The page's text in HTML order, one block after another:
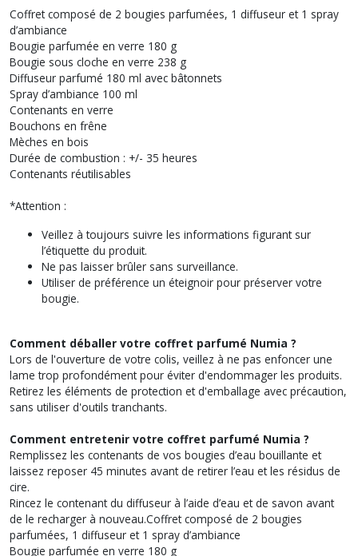
Coffret composé de 2 bougies parfumées, 1 diffuseur et 1 spray
d’ambiance
Bougie parfumée en verre 180 g
Bougie sous cloche en verre 238 g
Diffuseur parfumé 180 ml avec bâtonnets
Spray d’ambiance 100 ml
Contenants en verre
Bouchons en frêne
Mèches en bois
Durée de combustion : +/- 35 heures
Contenants réutilisables
*Attention :
Veillez à toujours suivre les informations figurant sur
l’étiquette du produit.
Ne pas laisser brûler sans surveillance.
Utiliser de préférence un éteignoir pour préserver votre
bougie.
Comment déballer votre coffret parfumé Numia ?
Lors de l'ouverture de votre colis, veillez à ne pas enfoncer une
lame trop profondément pour éviter d'endommager les produits.
Retirez les éléments de protection et d'emballage avec précaution,
sans utiliser d'outils tranchants.
Comment entretenir votre coffret parfumé Numia ?
Remplissez les contenants de vos bougies d’eau bouillante et
laissez reposer 45 minutes avant de retirer l’eau et les résidus de
cire.
Rincez le contenant du diffuseur à l’aide d’eau et de savon avant
de le recharger à nouveau.Coffret composé de 2 bougies
parfumées, 1 diffuseur et 1 spray d’ambiance
Bougie parfumée en verre 180 g